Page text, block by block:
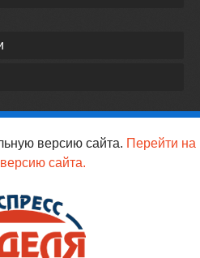
версию сайта. Перейти на
сайта.